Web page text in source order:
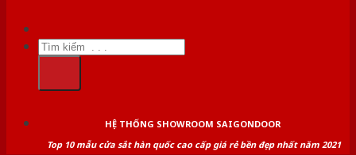
Tìm
kiếm:
HỆ THỐNG SHOWROOM SAIGONDOOR
Top 10 mẫu cửa sắt hàn quốc cao cấp giá rẻ bền đẹp nhất năm 2021